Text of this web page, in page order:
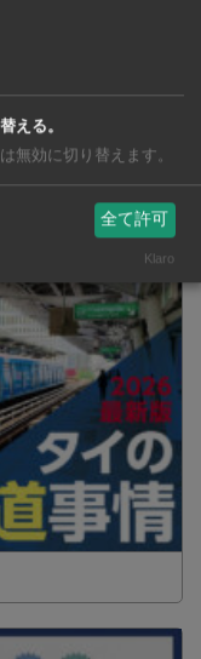
ラッグストアで買える
える。
無効に切り替えます。
全て許可
Klaro